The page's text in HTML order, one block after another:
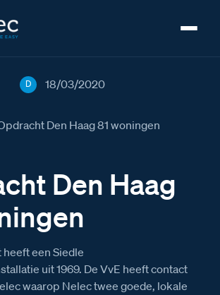
Den Haag 81 woningen
D 18/03/2020
Den Haag
een Siedle
uit 1969. De VvE heeft contact
waarop Nelec twee goede, lokale